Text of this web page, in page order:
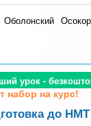
Оболонский
урок -
набор на курс!
до